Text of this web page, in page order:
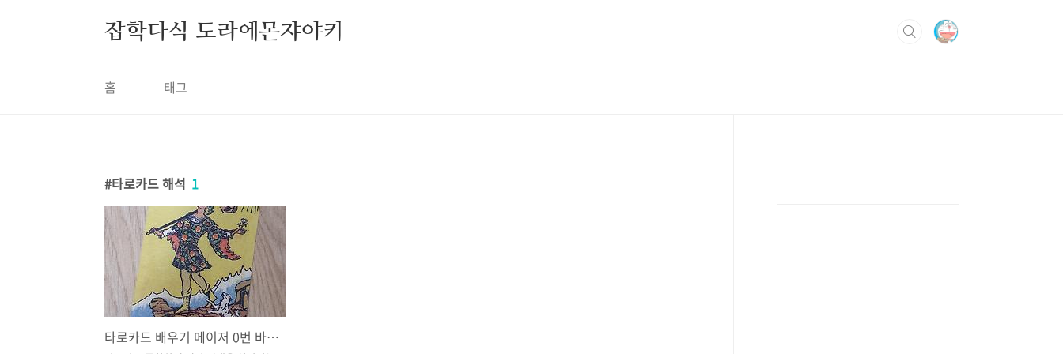
잡학다식 도라에몬쟈야키
홈 태그
타로카드 해석 1
타로카드 배우기 메이저 0번 바보카드 의미 정리